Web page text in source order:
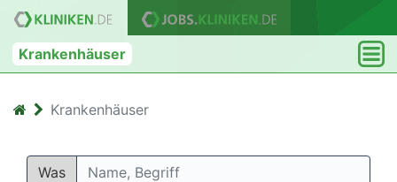
Krankenhäuser
Krankenhäuser
Was